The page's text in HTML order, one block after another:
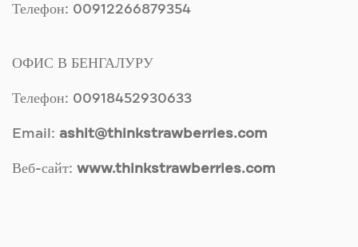
Телефон: 00912266879354
ОФИС В БЕНГАЛУРУ
Телефон: 00918452930633
Email: ashit@thinkstrawberries.com
Веб-сайт: www.thinkstrawberries.com